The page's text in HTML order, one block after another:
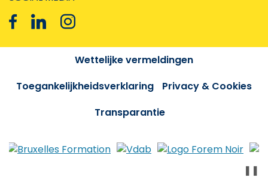
Wettelijke vermeldingen
Toegankelijkheidsverklaring
Privacy & Cookies
Transparantie
❚❚